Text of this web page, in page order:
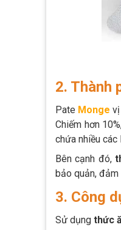
2. Thành
Pate Monge
Chiếm hơn
chứa nhiều
Bên cạnh đó,
bảo quản,
3. Công
Sử dụng thức